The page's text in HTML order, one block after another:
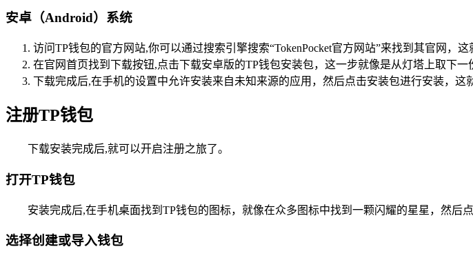
安卓（Android）系统
访问TP钱包的官方网站,你可以通过搜索引擎搜索“TokenPocket官方网站”来找到其官网，
在官网首页找到下载按钮,点击下载安卓版的TP钱包安装包，这一步就像是从灯塔上取下一
下载完成后,在手机的设置中允许安装来自未知来源的应用，然后点击安装包进行安装，这
注册TP钱包
下载安装完成后,就可以开启注册之旅了。
打开TP钱包
安装完成后,在手机桌面找到TP钱包的图标，就像在众多图标中找到一颗闪耀的星星，然后点
选择创建或导入钱包